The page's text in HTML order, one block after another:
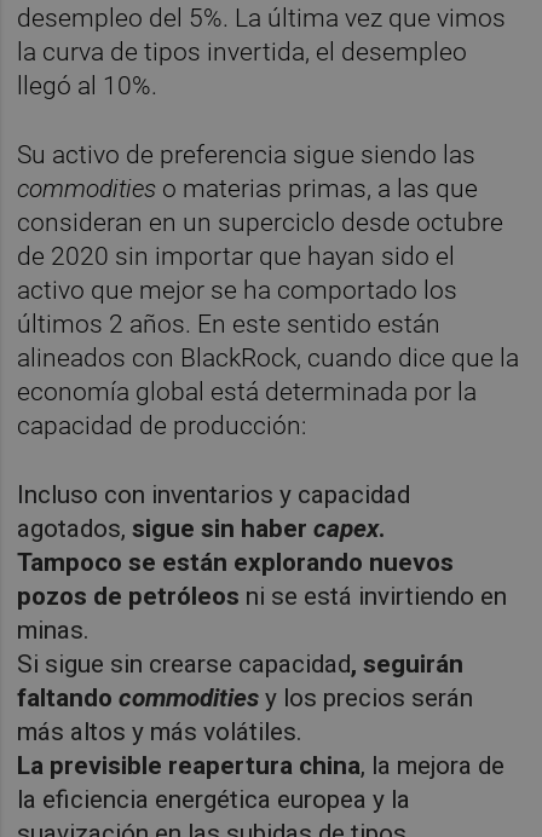
desempleo del 5%. La última vez que vimos
la curva de tipos invertida, el desempleo
llegó al 10%.
Su activo de preferencia sigue siendo las
commodities o materias primas, a las que
consideran en un superciclo desde octubre
de 2020 sin importar que hayan sido el
activo que mejor se ha comportado los
últimos 2 años. En este sentido están
alineados con BlackRock, cuando dice que la
economía global está determinada por la
capacidad de producción:
Incluso con inventarios y capacidad
agotados,sigue sin habercapex.
Tampoco se están explorando nuevos
pozos de petróleos ni se está invirtiendo en
minas.
Si sigue sin crearse capacidad, seguirán
faltandocommodities y los precios serán
más altos y más volátiles.
La previsible reapertura china, la mejora de
la eficiencia energética europea y la